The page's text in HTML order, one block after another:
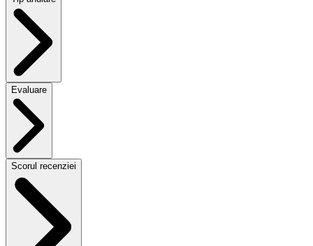
Evaluare
Scorul recenziei